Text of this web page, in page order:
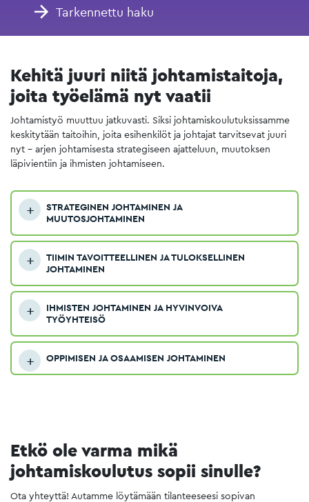
Tarkennettu haku
Kehitä juuri niitä johtamistaitoja,
joita työelämä nyt vaatii
Johtamistyö muuttuu jatkuvasti. Siksi johtamiskoulutuksissamme
keskitytään taitoihin, joita esihenkilöt ja johtajat tarvitsevat juuri
nyt – arjen johtamisesta strategiseen ajatteluun, muutoksen
läpivientiin ja ihmisten johtamiseen.
STRATEGINEN JOHTAMINEN JA
MUUTOSJOHTAMINEN
TIIMIN TAVOITTEELLINEN JA TULOKSELLINEN
JOHTAMINEN
IHMISTEN JOHTAMINEN JA HYVINVOIVA
TYÖYHTEISÖ
OPPIMISEN JA OSAAMISEN JOHTAMINEN
Etkö ole varma mikä
johtamiskoulutus sopii sinulle?
Ota yhteyttä! Autamme löytämään tilanteeseesi sopivan